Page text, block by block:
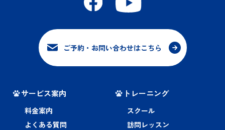
ご予約・お問い合わせはこちら
サービス案内
料金案内
よくある質問
トレーニング
スクール
訪問レッスン